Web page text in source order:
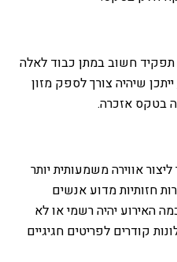
תפקיד חשוב במתן כבוד לאלה
שיהיה צורך לספק מזון
בטקס אזכרה.
אווירה משמעותית יותר
חזותיות מדוע אנשים
האירוע יהיה רשמי או לא
קודרים לפריטים חגיגיים